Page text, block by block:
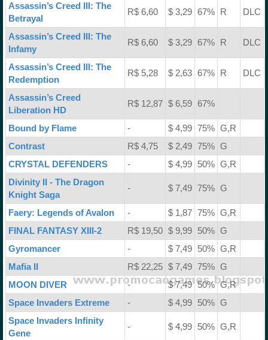
Assassin’s Creed III: The
Betrayal
R$ 6,60 $ 3,29 67% R DLC
Assassin’s Creed III: The
Infamy
R$ 6,60 $ 3,29 67% R DLC
Assassin’s Creed III: The
Redemption
R$ 5,28 $ 2,63 67% R DLC
Assassin’s Creed
Liberation HD
R$ 12,87 $ 6,59 67%
Bound by Flame - $ 4,99 75% G,R
Contrast
R$ 4,75 $ 2,49 75% G
CRYSTAL DEFENDERS
- $ 4,99 50% G,R
Divinity II - The Dragon
Knight Saga
- $ 7,49 75% G
Faery: Legends of Avalon - $ 1,87 75% G,R
FINAL FANTASY XIII-2
R$ 19,50 $ 9,99 50% G
Gyromancer
- $ 7,49 50% G,R
Mafia II
R$ 22,25 $ 7,49 75% G
MOON DIVER
- $ 7,49 50% G,R
Space Invaders Extreme
- $ 4,99 50% G
Space Invaders Infinity
Gene
- $ 4,99 50% G,R